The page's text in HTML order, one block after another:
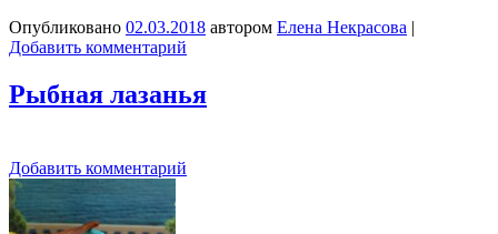
Опубликовано 02.03.2018 автором Елена Некрасова |
Добавить комментарий
Рыбная лазанья
Добавить комментарий